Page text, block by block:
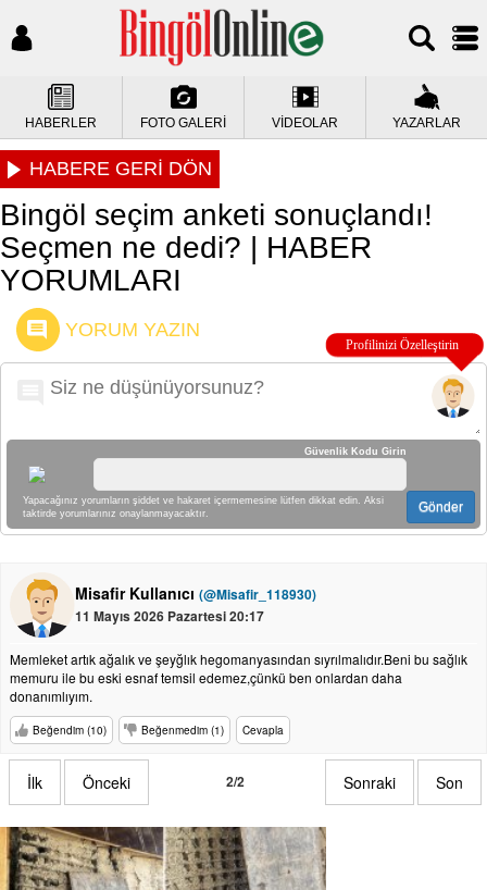
HABERLER FOTO GALERİ VİDEOLAR YAZARLAR
HABERE GERİ DÖN
Bingöl seçim anketi sonuçlandı!
Seçmen ne dedi? | HABER
YORUMLARI
YORUM YAZIN
Güvenlik Kodu Girin
Yapacağınız yorumların şiddet ve hakaret içermemesine lütfen dikkat edin. Aksi
taktirde yorumlarınız onaylanmayacaktır.
Gönder
Misafir Kullanıcı (@Misafir_118930)
11 Mayıs 2026 Pazartesi 20:17
Memleket artık ağalık ve şeyğlık hegomanyasından sıyrılmalıdır.Beni bu sağlık
memuru ile bu eski esnaf temsil edemez,çünkü ben onlardan daha
donanımlıyım.
Beğendim (10) Beğenmedim (1) Cevapla
İlk Önceki 2/2 Sonraki Son